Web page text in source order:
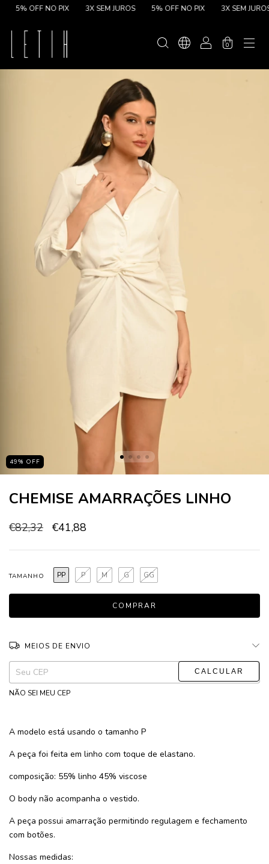
5% OFF NO PIX 3X SEM JUROS 5% OFF NO PIX 3X SEM JUROS
0
49% OFF
CHEMISE AMARRAÇÕES LINHO
€82,32 €41,88
TAMANHO GG
G
M
P
PP
MEIOS DE ENVIO
Entregas para o CEP:
ALTERAR CEP
NÃO SEI MEU CEP
A modelo está usando o tamanho P
A peça foi feita em linho com toque de elastano.
composição: 55% linho 45% viscose
O body não acompanha o vestido.
A peça possui amarração permitindo regulagem e fechamento
com botões.
Nossas medidas: